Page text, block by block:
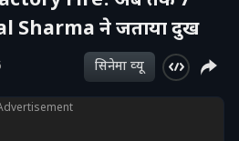
Sharma ने जताया दुख
सिनेमा व्‍यू